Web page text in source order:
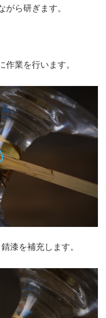
がら研ぎます。
作業を行います。
漆を補充します。